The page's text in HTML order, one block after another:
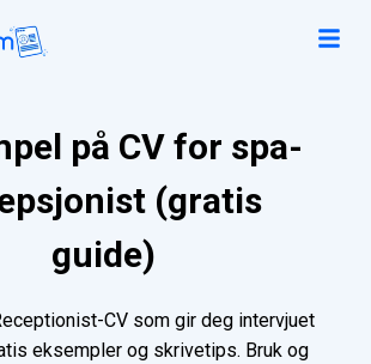
på CV for spa-
(gratis
guide)
CV som gir deg intervjuet
eksempler og skrivetips. Bruk og